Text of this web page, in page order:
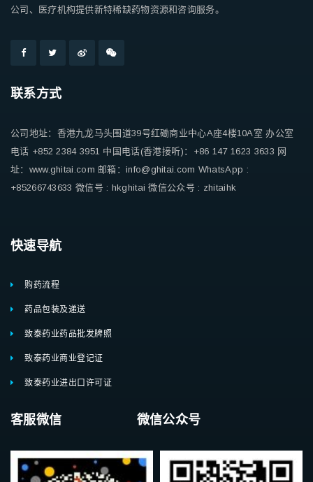
公司、医疗机构提供新特稀缺药物资源和咨询服务。
联系方式
公司地址：香港九龙马头围道39号红磡商业中心A座4楼10A室 办公室
电话 +852 2384 3951 中国电话(香港接听)：+86 147 1623 3633 网
址：www.ghitai.com 邮箱：info@ghitai.com WhatsApp :
+85266743633 微信号 : hkghitai 微信公众号 : zhitaihk
快速导航
购药流程
药品包装及递送
致泰药业药品批发牌照
致泰药业商业登记证
致泰药业进出口许可证
客服微信 微信公众号